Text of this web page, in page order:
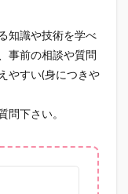
知識や技術を学べ
事前の相談や質問
やすい(身につきや
問下さい。